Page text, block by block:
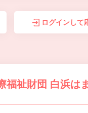
ログインして
福祉財団 白浜は